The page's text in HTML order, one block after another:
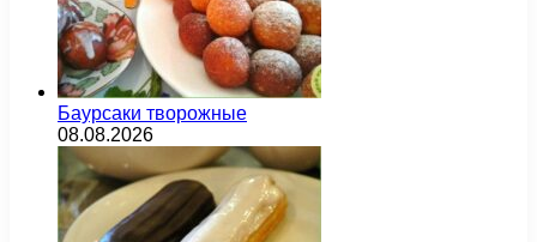
Баурсаки творожные
08.08.2026